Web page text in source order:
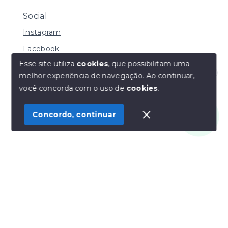
Olá! Estamos disponíveis para te ajudar.
Social
Instagram
Facebook
© Copyright 2026 - Henrique Imoveis - Todos os
SITE PARA IMOBILIARIA
Esse site utiliza cookies, que possibilitam uma
melhor experiência de navegação.Ao continuar,
você concorda com o uso de cookies.
Concordo, continuar